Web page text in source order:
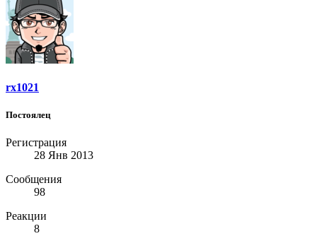
rx1021
Постоялец
Регистрация
28 Янв 2013
Сообщения
98
Реакции
8